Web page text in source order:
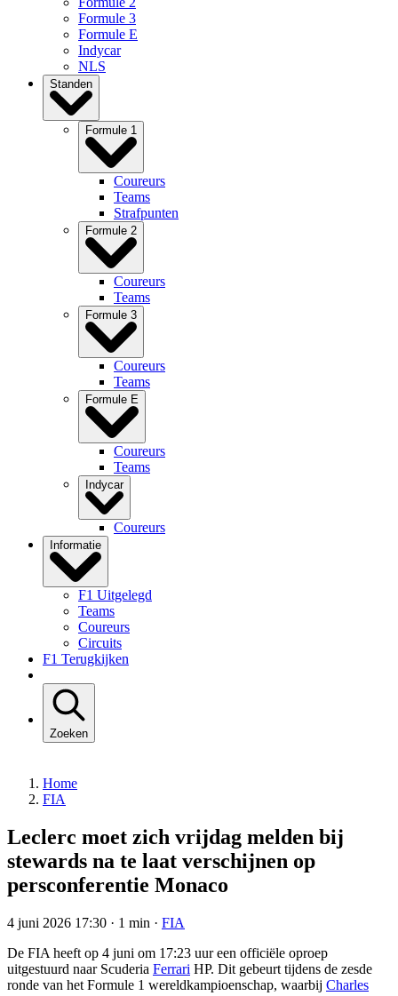
Formule 3
Formule E
Indycar
NLS
Standen
Formule 1
Coureurs
Teams
Strafpunten
Formule 2
Coureurs
Teams
Formule 3
Coureurs
Teams
Formule E
Coureurs
Teams
Indycar
Coureurs
Informatie
F1 Uitgelegd
Teams
Coureurs
Circuits
F1 Terugkijken
Zoeken
Home
FIA
Leclerc moet zich vrijdag melden bij
stewards na te laat verschijnen op
persconferentie Monaco
4 juni 2026 17:30 · 1 min · FIA
De FIA heeft op 4 juni om 17:23 uur een officiële oproep
uitgestuurd naar Scuderia Ferrari HP. Dit gebeurt tijdens de zesde
ronde van het Formule 1 wereldkampioenschap, waarbij Charles